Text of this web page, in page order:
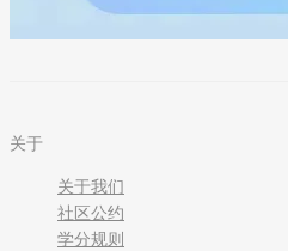
关于
关于我们
社区公约
学分规则